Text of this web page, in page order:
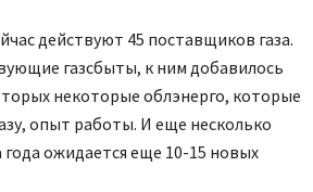
действуют 45 поставщиков газа.
газсбыты, к ним добавилось
некоторые облэнерго, которые
опыт работы. И еще несколько
ожидается еще 10-15 новых